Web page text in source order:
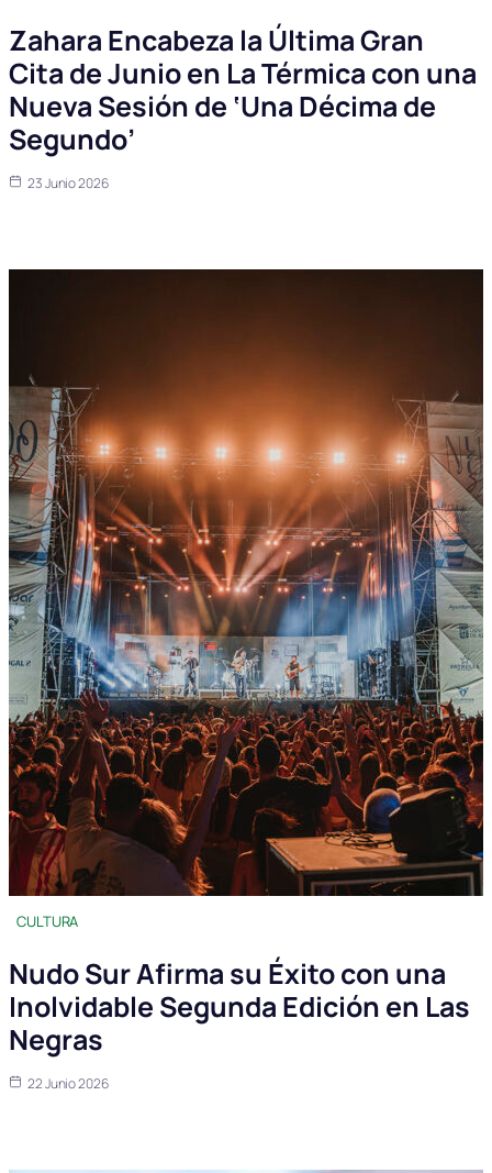
Zahara Encabeza la Última Gran
Cita de Junio en La Térmica con una
Nueva Sesión de ‘Una Décima de
Segundo’
23 Junio 2026
CULTURA
Nudo Sur Afirma su Éxito con una
Inolvidable Segunda Edición en Las
Negras
22 Junio 2026